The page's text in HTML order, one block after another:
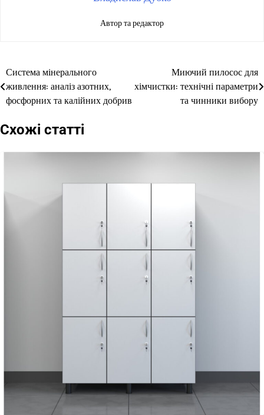
Автор та редактор
Навігація
записів
Система мінерального
живлення: аналіз азотних,
фосфорних та калійних добрив
Миючий пилосос для
хімчистки: технічні параметри
та чинники вибору
Схожі статті